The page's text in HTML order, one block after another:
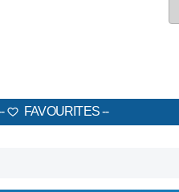
FAVOURITES